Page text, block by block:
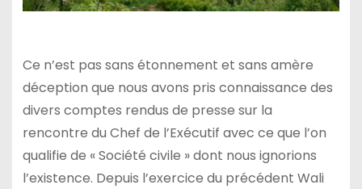
Ce n’est pas sans étonnement et sans amère
déception que nous avons pris connaissance des
divers comptes rendus de presse sur la
rencontre du Chef de l’Exécutif avec ce que l’on
qualifie de « Société civile » dont nous ignorions
l’existence. Depuis l’exercice du précédent Wali